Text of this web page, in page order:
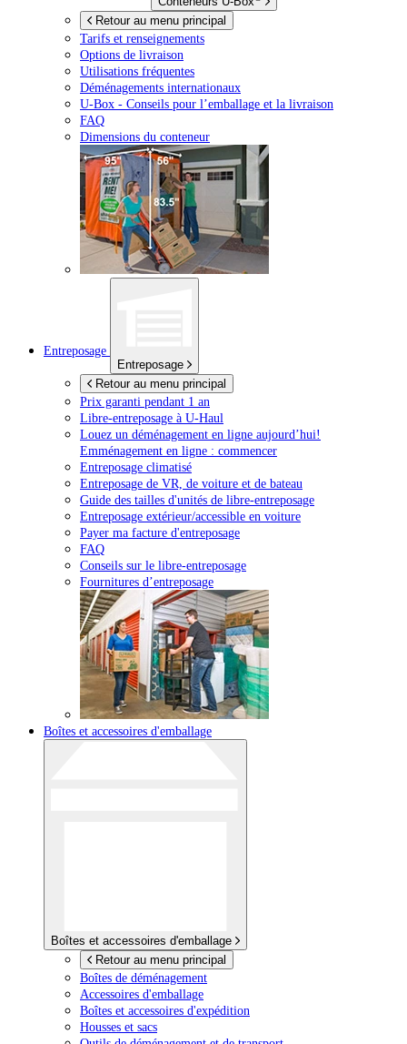
Retour au menu principal
Tarifs et renseignements
Options de livraison
Utilisations fréquentes
Déménagements internationaux
U-Box - Conseils pour l’emballage et la livraison
FAQ
Dimensions du conteneur
Entreposage
Entreposage
Retour au menu principal
Prix garanti pendant 1 an
Libre-entreposage à U-Haul
Louez un déménagement en ligne aujourd’hui!
Emménagement en ligne : commencer
Entreposage climatisé
Entreposage de VR, de voiture et de bateau
Guide des tailles d'unités de libre-entreposage
Entreposage extérieur/accessible en voiture
Payer ma facture d'entreposage
FAQ
Conseils sur le libre-entreposage
Fournitures d’entreposage
Boîtes et accessoires d'emballage
Boîtes et accessoires d'emballage
Retour au menu principal
Boîtes de déménagement
Accessoires d'emballage
Boîtes et accessoires d'expédition
Housses et sacs